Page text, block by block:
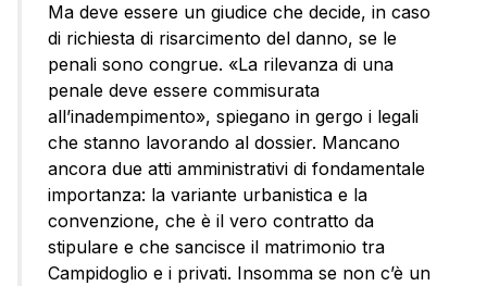
Ma deve essere un giudice che decide, in caso
di richiesta di risarcimento del danno, se le
penali sono congrue. «La rilevanza di una
penale deve essere commisurata
all’inadempimento», spiegano in gergo i legali
che stanno lavorando al dossier. Mancano
ancora due atti amministrativi di fondamentale
importanza: la variante urbanistica e la
convenzione, che è il vero contratto da
stipulare e che sancisce il matrimonio tra
Campidoglio e i privati. Insomma se non c’è un